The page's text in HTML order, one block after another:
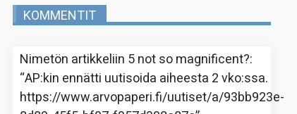
KOMMENTIT
Nimetön artikkeliin 5 not so magnificent?:
“AP:kin ennätti uutisoida aiheesta 2 vko:ssa.
https://www.arvopaperi.fi/uutiset/a/93bb923e-